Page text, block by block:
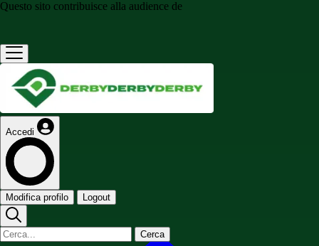
Questo sito contribuisce alla audience de
Accedi
Modifica profilo Logout
Cerca